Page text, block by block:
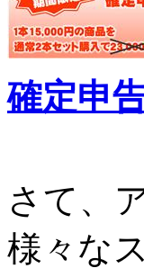
確定申
さて、
様々な